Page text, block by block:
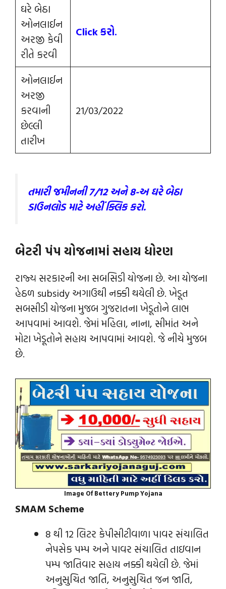
ઘરે બેઠા
ઓનલાઈન
અરજી કેવી
રીતે કરવી
Click કરો.
ઓનલાઈન
અરજી
કરવાની
છેલ્લી
તારીખ
21/03/2022
તમારી જમીનની 7/12 અને 8-અ ઘરે બેઠા
ડાઉનલોડ માટે અહીં ક્લિક કરો.
બેટરી પંપ યોજનામાં સહાય ધોરણ
રાજ્ય સરકારની આ સબસિડી યોજના છે. આ યોજના
હેઠળ subsidy અગાઉથી નક્કી થયેલી છે. ખેડૂત
સબસીડી યોજના મુજબ ગુજરાતના ખેડૂતોને લાભ
આપવામાં આવશે. જેમાં મહિલા, નાના, સીમાંત અને
મોટા ખેડૂતોને સહાય આપવામાં આવશે. જે નીચે મુજબ
છે.
Image Of Bettery Pump Yojana
SMAM Scheme
8 થી 12 લિટર કેપીસીટીવાળા પાવર સંચાલિત
નેપસેક પમ્પ અને પાવર સંચાલિત તાઇવાન
પમ્પ જાતિવાર સહાય નક્કી થયેલી છે. જેમાં
અનુસુચિત જાતિ, અનુસુચિત જન જાતિ,